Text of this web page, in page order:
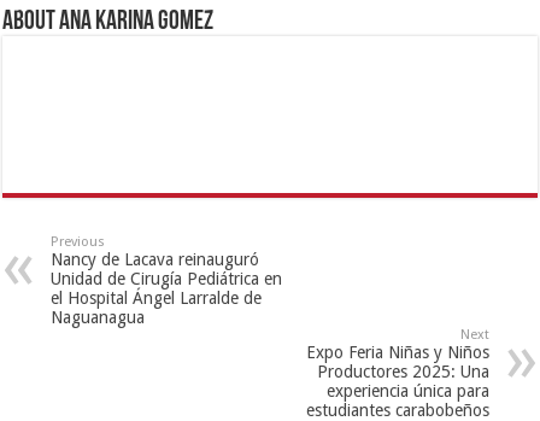
About Ana Karina Gomez
Previous
Nancy de Lacava reinauguró
Unidad de Cirugía Pediátrica en
el Hospital Ángel Larralde de
Naguanagua
Next
Expo Feria Niñas y Niños
Productores 2025: Una
experiencia única para
estudiantes carabobeños